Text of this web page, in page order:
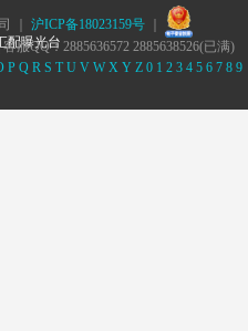
｜ 沪ICP备18023159号｜
配曝光台
服QQ：2885636572 2885638526(已满)
P Q R S T U V W X Y Z 0 1 2 3 4 5 6 7 8 9